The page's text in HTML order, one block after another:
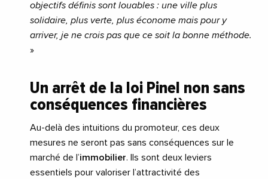
objectifs définis sont louables : une ville plus
solidaire, plus verte, plus économe mais pour y
arriver, je ne crois pas que ce soit la bonne méthode.
»
Un arrêt de la loi Pinel non sans
conséquences financières
Au-delà des intuitions du promoteur, ces deux
mesures ne seront pas sans conséquences sur le
marché de l’immobilier. Ils sont deux leviers
essentiels pour valoriser l’attractivité des